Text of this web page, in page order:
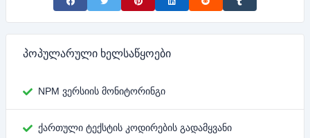
Share on Facebook
Share on TwitterShare on Pinterest
Share on LinkedIn
Share on RedditShare on Tumblr
პოპულარული ხელსაწყოები
NPM ვერსიის მონიტორინგი
ქართული ტექსტის კოდირების გადამყვანი